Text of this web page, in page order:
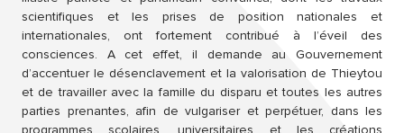
scientifiques et les prises de position nationales et
internationales, ont fortement contribué à l’éveil des
consciences. A cet effet, il demande au Gouvernement
d’accentuer le désenclavement et la valorisation de Thieytou
et de travailler avec la famille du disparu et toutes les autres
parties prenantes, afin de vulgariser et perpétuer, dans les